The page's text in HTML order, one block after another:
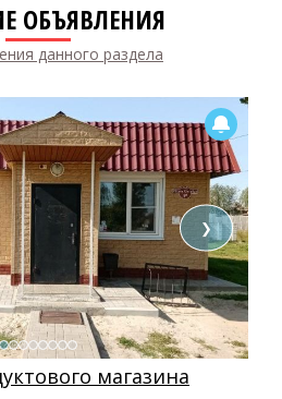
ОБЪЯВЛЕНИЯ
данного раздела
❯
магазина